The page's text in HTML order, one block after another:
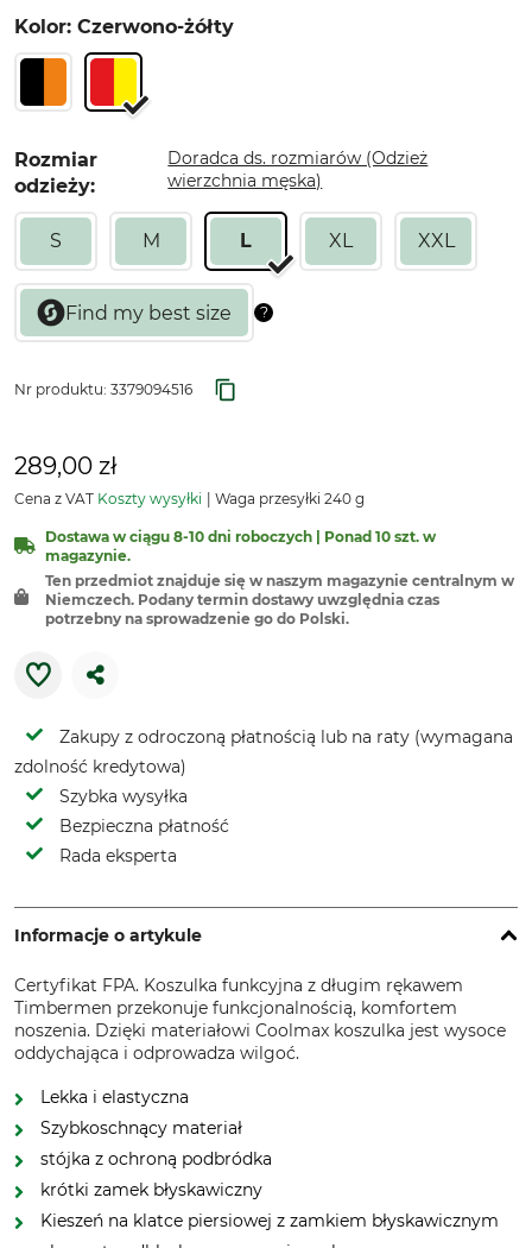
Kolor: Czerwono-żółty
Rozmiar
odzieży:
Doradca ds. rozmiarów (Odzież
wierzchnia męska)
S M L XL XXL
Nr produktu: 3379094516
289,00 zł
Cena z VAT Koszty wysyłki Waga przesyłki 240 g
Dostawa w ciągu 8-10 dni roboczych | Ponad 10 szt. w
magazynie.
Ten przedmiot znajduje się w naszym magazynie centralnym w
Niemczech. Podany termin dostawy uwzględnia czas
potrzebny na sprowadzenie go do Polski.
Zakupy z odroczoną płatnością lub na raty (wymagana
zdolność kredytowa)
Szybka wysyłka
Bezpieczna płatność
Rada eksperta
Informacje o artykule
Certyfikat FPA. Koszulka funkcyjna z długim rękawem
Timbermen przekonuje funkcjonalnością, komfortem
noszenia. Dzięki materiałowi Coolmax koszulka jest wysoce
oddychająca i odprowadza wilgoć.
Lekka i elastyczna
Szybkoschnący materiał
stójka z ochroną podbródka
krótki zamek błyskawiczny
Kieszeń na klatce piersiowej z zamkiem błyskawicznym